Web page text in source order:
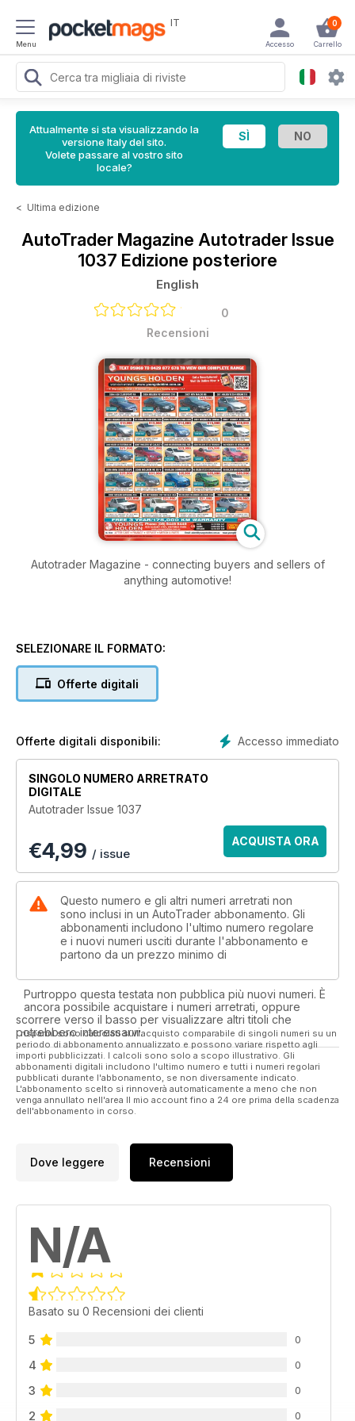
Menu
IT 0
Carrello
Accesso
Attualmente si sta visualizzando la
versione Italy del sito.
Volete passare al vostro sito
locale?
< Ultima edizione
AutoTrader Magazine Autotrader Issue
1037 Edizione posteriore
English
0
Recensioni
Autotrader Magazine - connecting buyers and sellers of
anything automotive!
SELEZIONARE IL FORMATO:
Offerte digitali
Accesso immediato
Offerte digitali disponibili:
SINGOLO NUMERO ARRETRATO
DIGITALE
Autotrader Issue 1037
€4,99 / issue
ACQUISTA ORA
Questo numero e gli altri numeri arretrati non
sono inclusi in un AutoTrader abbonamento. Gli
abbonamenti includono l'ultimo numero regolare
e i nuovi numeri usciti durante l'abbonamento e
partono da un prezzo minimo di
Purtroppo questa testata non pubblica più nuovi numeri. È
ancora possibile acquistare i numeri arretrati, oppure
scorrere verso il basso per visualizzare altri titoli che
potrebbero interessarvi.
I risparmi sono calcolati sull'acquisto comparabile di singoli numeri su un
periodo di abbonamento annualizzato e possono variare rispetto agli
importi pubblicizzati. I calcoli sono solo a scopo illustrativo. Gli
abbonamenti digitali includono l'ultimo numero e tutti i numeri regolari
pubblicati durante l'abbonamento, se non diversamente indicato.
L'abbonamento scelto si rinnoverà automaticamente a meno che non
venga annullato nell'area Il mio account fino a 24 ore prima della scadenza
dell'abbonamento in corso.
Dove leggere Recensioni
N/A
Basato su 0 Recensioni dei clienti
5 0
4 0
3 0
2 0